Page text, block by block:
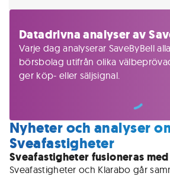
Datadrivna analyser av
Varje dag analyserar SaveByBell
börsbolag utifrån olika
ger köp- eller säljsignal.
Nyheter och analyser
Sveafastigheter
Sveafastigheter fusioneras
Sveafastigheter och Klarabo går